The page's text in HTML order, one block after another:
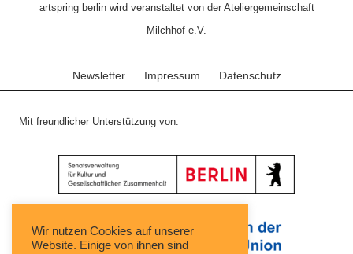
artspring berlin wird veranstaltet von der Ateliergemeinschaft
Milchhof e.V.
Newsletter Impressum Datenschutz
Mit freundlicher Unterstützung von:
Wir nutzen Cookies auf unserer
Website. Einige von ihnen sind